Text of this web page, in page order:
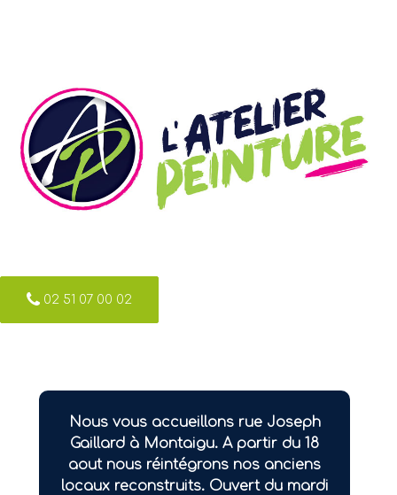
02 51 07 00 02
Nous vous accueillons rue Joseph
Gaillard à Montaigu. A partir du 18
aout nous réintégrons nos anciens
locaux reconstruits. Ouvert du mardi